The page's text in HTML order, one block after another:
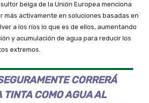
belga de la Unión Europea menciona
más activamente en soluciones basadas en
a los ríos lo que es de ellos, aumentando
y acumulación de agua para reducir los
extremos.
CORRERÁ
TINTA COMO AGUA AL